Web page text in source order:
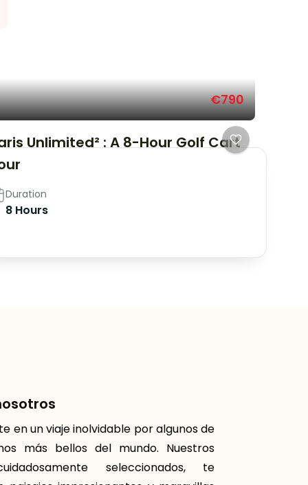
€790
Unlimited² : A 8-Hour Golf Cart
Duration
8 Hours
en un viaje inolvidable por algunos de
más bellos del mundo. Nuestros
seleccionados, te